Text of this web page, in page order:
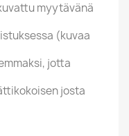
myytävänä
(kuvaa
jotta
josta